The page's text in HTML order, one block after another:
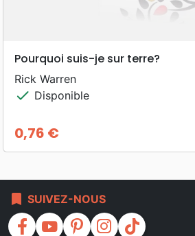
Pourquoi suis-je sur terre?
Rick Warren
check Disponible
Prix
0,76 €
bookmark SUIVEZ-NOUS
facebook youtube pinterest instagram
tiktok